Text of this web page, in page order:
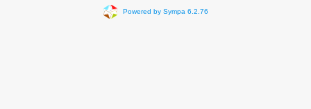
Powered by Sympa 6.2.76